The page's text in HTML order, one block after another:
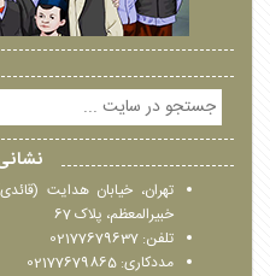
تهران، خیابان هدایت
خبیرالمعظم، پلاک 67
تلفن: 02177679637
مددکاری: 02177679865